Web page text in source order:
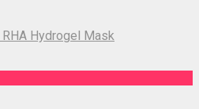
Hydrogel Mask